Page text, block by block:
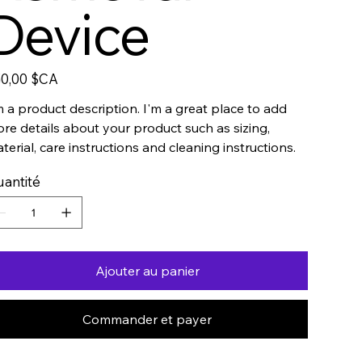
$CA
a product description. I'm a great place to add
details about your product such as sizing,
care instructions and cleaning instructions.
Ajouter au panier
Commander et payer